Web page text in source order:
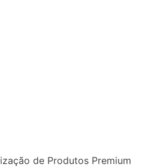
de Produtos Premium